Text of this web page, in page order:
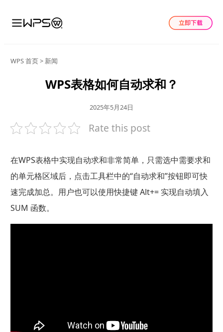
WPS 首页> 新闻
WPS表格如何自动求和？
2025年5月24日
Rate this post
在WPS表格中实现自动求和非常简单，只需选中需要求和
的单元格区域后，点击工具栏中的“自动求和”按钮即可快
速完成加总。用户也可以使用快捷键 Alt+= 实现自动填入
SUM 函数。